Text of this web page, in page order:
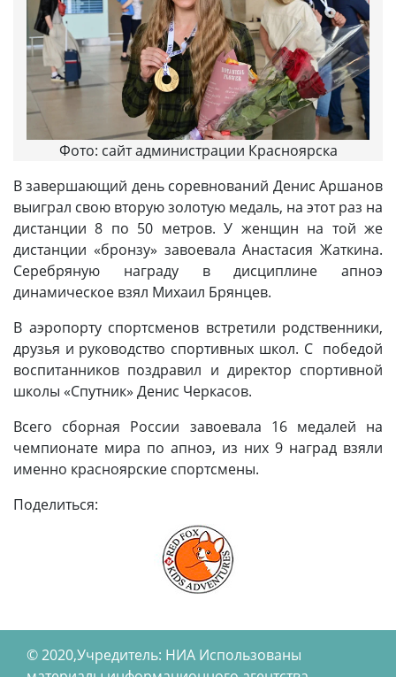
Фото: сайт администрации Красноярска
В завершающий день соревнований Денис Аршанов
выиграл свою вторую золотую медаль, на этот раз на
дистанции 8 по 50 метров. У женщин на той же
дистанции «бронзу» завоевала Анастасия Жаткина.
Серебряную награду в дисциплине апноэ
динамическое взял Михаил Брянцев.
В аэропорту спортсменов встретили родственники,
друзья и руководство спортивных школ. С победой
воспитанников поздравил и директор спортивной
школы «Спутник» Денис Черкасов.
Всего сборная России завоевала 16 медалей на
чемпионате мира по апноэ, из них 9 наград взяли
именно красноярские спортсмены.
Поделиться:
© 2020,Учредитель: НИА Использованы